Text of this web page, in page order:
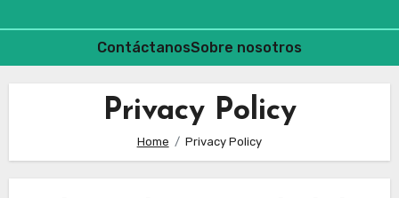
ContáctanosSobre nosotros
Privacy Policy
Home Privacy Policy